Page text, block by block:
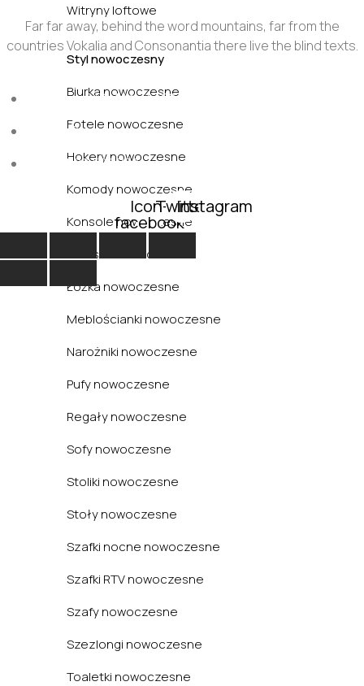
Witryny loftowe
Styl nowoczesny
Biurka nowoczesne
Fotele nowoczesne
Hokery nowoczesne
Komody nowoczesne
Konsole nowoczesne
Krzesła nowoczesne
Łóżka nowoczesne
Meblościanki nowoczesne
Narożniki nowoczesne
Pufy nowoczesne
Regały nowoczesne
Sofy nowoczesne
Stoliki nowoczesne
Stoły nowoczesne
Szafki nocne nowoczesne
Szafki RTV nowoczesne
Szafy nowoczesne
Szezlongi nowoczesne
Toaletki nowoczesne
Far far away, behind the word mountains, far from the
countries Vokalia and Consonantia there live the blind texts.
Sun - Sat : 9:00 AM - 17:00 PM
funiture@domain.com
(+62)81 32 539 780
Icon-
facebook
Twitter
Instagram